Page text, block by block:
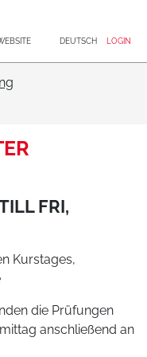
DEUTSCH LOGIN
FRI,
Kurstages,
die Prüfungen
anschließend an